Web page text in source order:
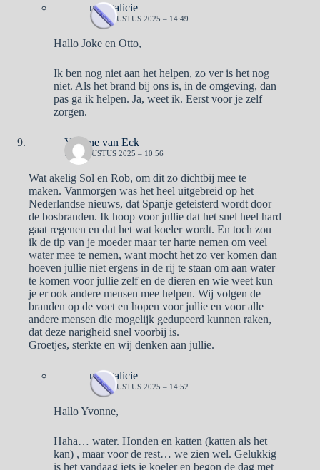
naargalicie
18 AUGUSTUS 2025 – 14:49
Hallo Joke en Otto,
Ik ben nog niet aan het helpen, zo ver is het nog
niet. Als het brand bij ons is, in de omgeving, dan
pas ga ik helpen. Ja, weet ik. Eerst voor je zelf
zorgen.
Yvonne van Eck
18 AUGUSTUS 2025 – 10:56
Wat akelig Sol en Rob, om dit zo dichtbij mee te
maken. Vanmorgen was het heel uitgebreid op het
Nederlandse nieuws, dat Spanje geteisterd wordt door
de bosbranden. Ik hoop voor jullie dat het snel heel hard
gaat regenen en dat het wat koeler wordt. En toch zou
ik de tip van je moeder maar ter harte nemen om veel
water mee te nemen, want mocht het zo ver komen dan
hoeven jullie niet ergens in de rij te staan om aan water
te komen voor jullie zelf en de dieren en wie weet kun
je er ook andere mensen mee helpen. Wij volgen de
branden op de voet en hopen voor jullie en voor alle
andere mensen die mogelijk gedupeerd kunnen raken,
dat deze narigheid snel voorbij is.
Groetjes, sterkte en wij denken aan jullie.
naargalicie
18 AUGUSTUS 2025 – 14:52
Hallo Yvonne,
Haha… water. Honden en katten (katten als het
kan) , maar voor de rest… we zien wel. Gelukkig
is het vandaag iets je koeler en begon de dag met